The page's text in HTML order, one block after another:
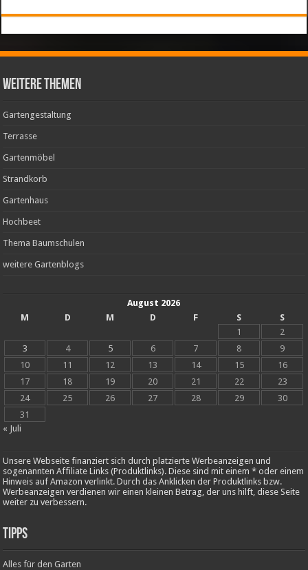
weitere Themen
Gartengestaltung
Terrasse
Gartenmöbel
Strandkorb
Gartenhaus
Hochbeet
Thema Baumschulen
weitere Gartenblogs
August 2026
M
D M D F S
S
1
2
3
4 5 6 7 8
9
10
11 12 13 14 15
16
17
18 19 20 21 22
23
24
25 26 27 28 29
30
31
« Juli
Unsere Webseite finanziert sich durch platzierte Werbeanzeigen und
sogenannten Affiliate Links (Produktlinks). Diese sind mit einem * oder einem
Hinweis auf Amazon verlinkt. Durch das Anklicken der Produktlinks bzw.
Werbeanzeigen verdienen wir einen kleinen Betrag, der uns hilft, diese Seite
weiter zu verbessern.
Tipps
Alles für den Garten